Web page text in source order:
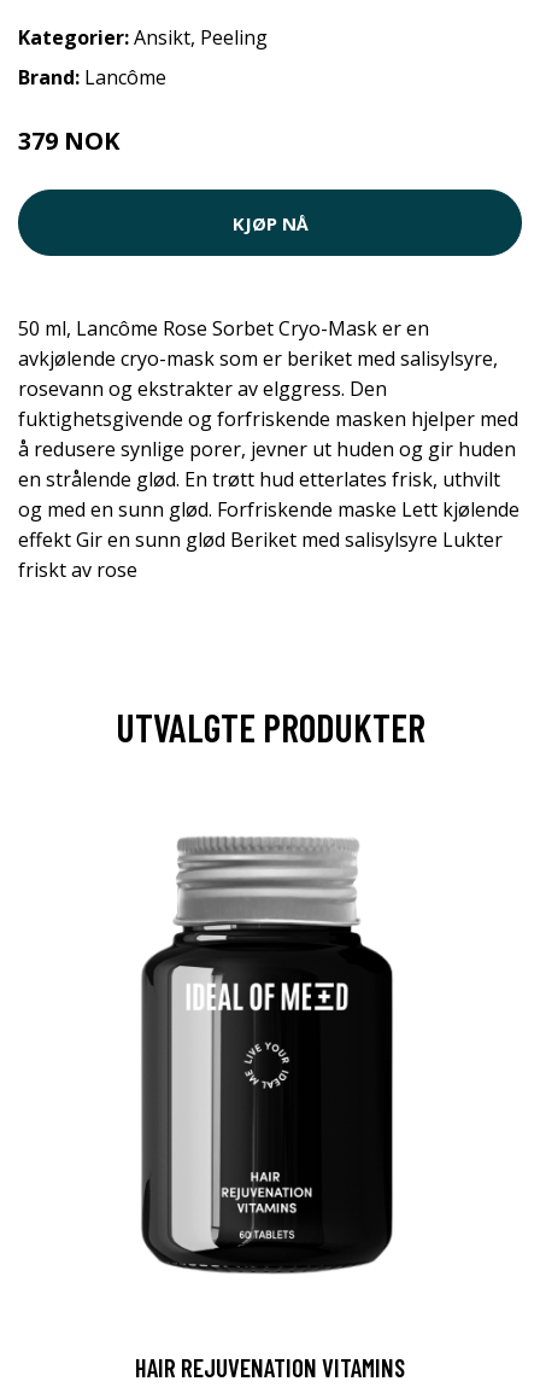
Kategorier:Ansikt, Peeling
Brand: Lancôme
379 NOK
KJØP NÅ
50 ml, Lancôme Rose Sorbet Cryo-Mask er en
avkjølende cryo-mask som er beriket med salisylsyre,
rosevann og ekstrakter av elggress. Den
fuktighetsgivende og forfriskende masken hjelper med
å redusere synlige porer, jevner ut huden og gir huden
en strålende glød. En trøtt hud etterlates frisk, uthvilt
og med en sunn glød. Forfriskende maske Lett kjølende
effekt Gir en sunn glød Beriket med salisylsyre Lukter
friskt av rose
UTVALGTE PRODUKTER
HAIR REJUVENATION VITAMINS